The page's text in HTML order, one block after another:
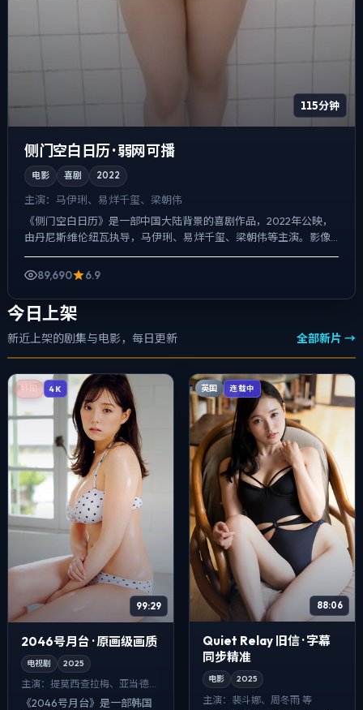
115分钟
侧门空白日历 · 弱网可播
电影 喜剧 2022
主演： 马伊琍、易烊千玺、梁朝伟
《侧门空白日历》是一部中国大陆背景的喜剧作品，2022年公映，
由丹尼斯·维伦纽瓦执导，马伊琍、易烊千玺、梁朝伟等主演。影像
89,690
6.9
今日上架
新近上架的剧集与电影，每日更新 全部新片 →
韩国 4K
99:29
2046号月台 · 原画级画质
电视剧 2025
主演： 提莫西·查拉梅、亚当·德赖
弗 等
《2046号月台》是一部韩国
英国 连载中
88:06
Quiet Relay 旧信 · 字幕
同步精准
电影 2025
主演： 裴斗娜、周冬雨 等